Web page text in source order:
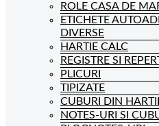
ROLE CASA DE
ETICHETE
DIVERSE
HARTIE CALC
REGISTRE SI
PLICURI
TIPIZATE
CUBURI DIN
NOTES-URI SI